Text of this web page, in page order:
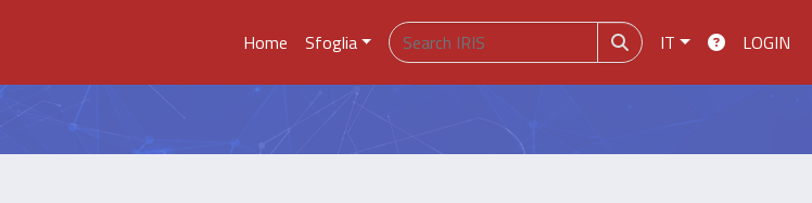
Home Sfoglia IT LOGIN